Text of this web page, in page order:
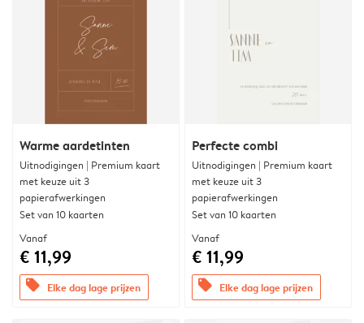
Warme aardetinten
Uitnodigingen | Premium kaart
met keuze uit 3
papierafwerkingen
Set van 10 kaarten
Vanaf
€ 11,99
offers Elke dag lage prijzen
Perfecte combi
Uitnodigingen | Premium kaart
met keuze uit 3
papierafwerkingen
Set van 10 kaarten
Vanaf
€ 11,99
offers Elke dag lage prijzen